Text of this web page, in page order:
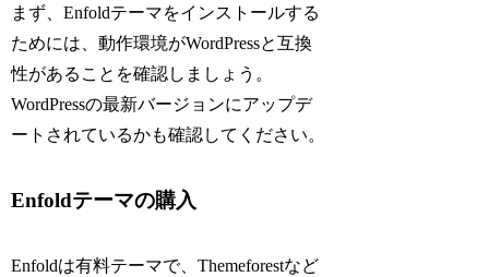
まず、Enfoldテーマをインストールする
ためには、動作環境がWordPressと互換
性があることを確認しましょう。
WordPressの最新バージョンにアップデ
ートされているかも確認してください。
Enfoldテーマの購入
Enfoldは有料テーマで、Themeforestなど